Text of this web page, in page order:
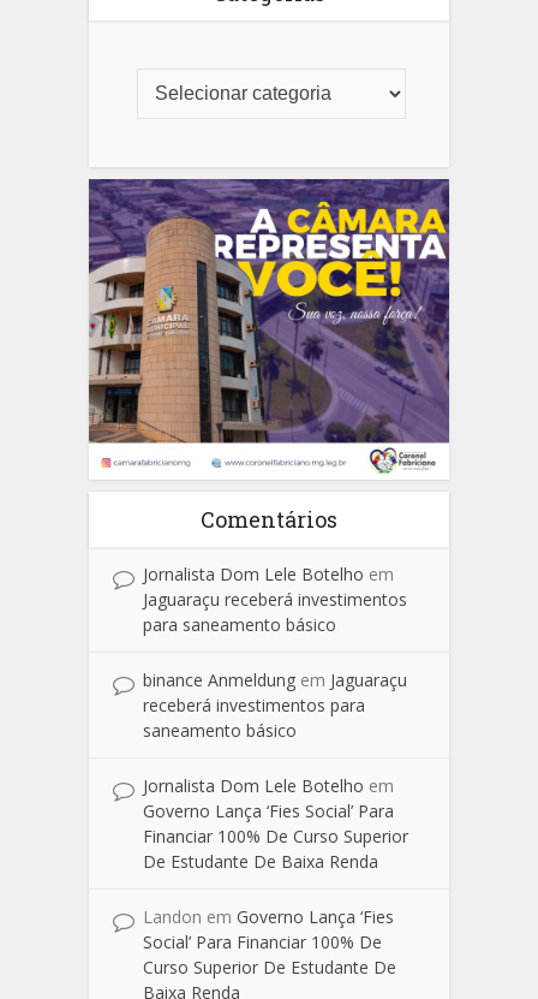
Comentários
Jornalista Dom Lele Botelho em
Jaguaraçu receberá investimentos
para saneamento básico
binance Anmeldung em Jaguaraçu
receberá investimentos para
saneamento básico
Jornalista Dom Lele Botelho em
Governo Lança ‘Fies Social’ Para
Financiar 100% De Curso Superior
De Estudante De Baixa Renda
Landon em Governo Lança ‘Fies
Social’ Para Financiar 100% De
Curso Superior De Estudante De
Baixa Renda